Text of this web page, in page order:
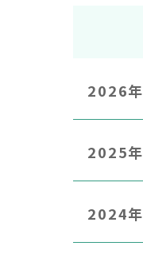
2026年
2025年
2024年